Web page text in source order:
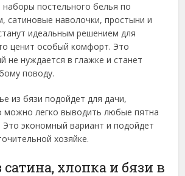
наборы постельного белья по
сатиновые наволочки, простыни и
идеальным решением для
ценит особый комфорт. Это
не нуждается в глажке и станет
поводу.
из бязи подойдет для дачи,
можно легко выводить любые пятна
Это экономный вариант и подойдет
хозяйке.
хлопка и бязи в